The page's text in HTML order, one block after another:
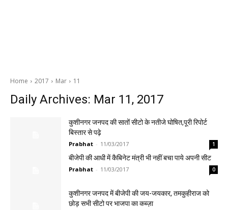
Home 2017 Mar 11
Daily Archives: Mar 11, 2017
कुशीनगर जनपद की सातों सीटो के नतीजे घोषित,पूरी रिपोर्ट
बिस्तार से पढ़े
Prabhat - 11/03/2017 1
बीजेपी की आधी में कैबिनेट मंत्री भी नहीं बचा पाये अपनी सीट
Prabhat - 11/03/2017 0
कुशीनगर जनपद में बीजेपी की जय-जयकार, तमकुहीराज को
छोड़ सभी सीटो पर भाजपा का कब्ज़ा